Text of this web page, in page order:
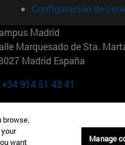
Configuración de
Madrid
Marquesado de Sta.
Madrid España
+34 914 51 43 41
Theresia-Straße 15 81675
Alemania
browse.
want
Manage